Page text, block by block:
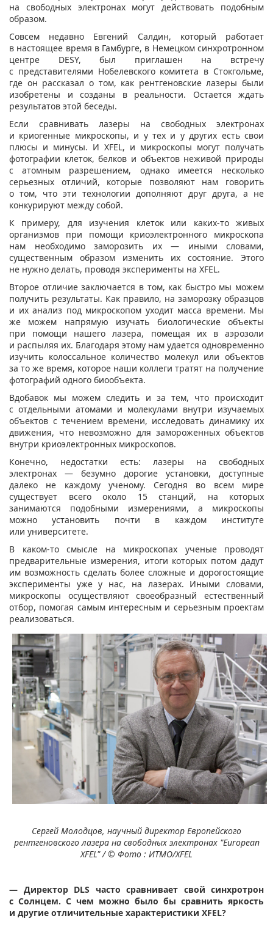
на свободных электронах могут действовать подобным
образом.
Совсем недавно Евгений Салдин, который работает
в настоящее время в Гамбурге, в Немецком синхротронном
центре DESY, был приглашен на встречу
с представителями Нобелевского комитета в Стокгольме,
где он рассказал о том, как рентгеновские лазеры были
изобретены и созданы в реальности. Остается ждать
результатов этой беседы.
Если сравнивать лазеры на свободных электронах
и криогенные микроскопы, и у тех и у других есть свои
плюсы и минусы. И XFEL, и микроскопы могут получать
фотографии клеток, белков и объектов неживой природы
с атомным разрешением, однако имеется несколько
серьезных отличий, которые позволяют нам говорить
о том, что эти технологии дополняют друг друга, а не
конкурируют между собой.
К примеру, для изучения клеток или каких-то живых
организмов при помощи криоэлектронного микроскопа
нам необходимо заморозить их — иными словами,
существенным образом изменить их состояние. Этого
не нужно делать, проводя эксперименты на XFEL.
Второе отличие заключается в том, как быстро мы можем
получить результаты. Как правило, на заморозку образцов
и их анализ под микроскопом уходит масса времени. Мы
же можем напрямую изучать биологические объекты
при помощи нашего лазера, помещая их в аэрозоли
и распыляя их. Благодаря этому нам удается одновременно
изучить колоссальное количество молекул или объектов
за то же время, которое наши коллеги тратят на получение
фотографий одного биообъекта.
Вдобавок мы можем следить и за тем, что происходит
с отдельными атомами и молекулами внутри изучаемых
объектов с течением времени, исследовать динамику их
движения, что невозможно для замороженных объектов
внутри криоэлектронных микроскопов.
Конечно, недостатки есть: лазеры на свободных
электронах — безумно дорогие установки, доступные
далеко не каждому ученому. Сегодня во всем мире
существует всего около 15 станций, на которых
занимаются подобными измерениями, а микроскопы
можно установить почти в каждом институте
или университете.
В каком-то смысле на микроскопах ученые проводят
предварительные измерения, итоги которых потом дадут
им возможность сделать более сложные и дорогостоящие
эксперименты уже у нас, на лазерах. Иными словами,
микроскопы осуществляют своеобразный естественный
отбор, помогая самым интересным и серьезным проектам
реализоваться.
Сергей Молодцов, научный директор Европейского
рентгеновского лазера на свободных электронах "European
XFEL" / © Фото : ИТМО/XFEL
— Директор DLS часто сравнивает свой синхротрон
с Солнцем. С чем можно было бы сравнить яркость
и другие отличительные характеристики XFEL?